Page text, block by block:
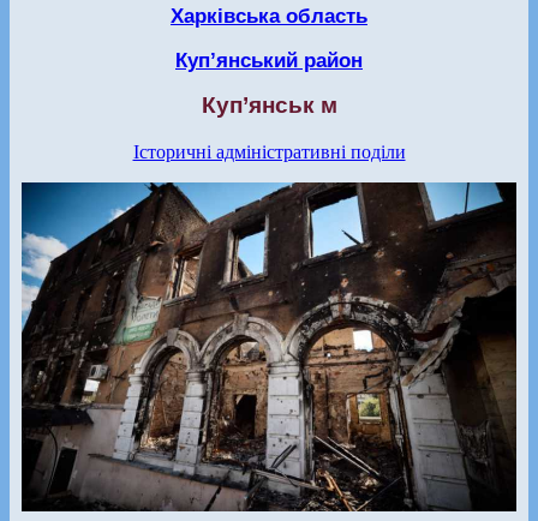
Харківська область
Куп’янський район
Куп’янськ м
Історичні адміністративні поділи